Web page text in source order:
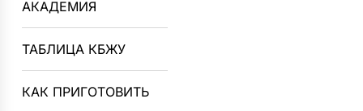
АКАДЕМИЯ
ТАБЛИЦА КБЖУ
КАК ПРИГОТОВИТЬ